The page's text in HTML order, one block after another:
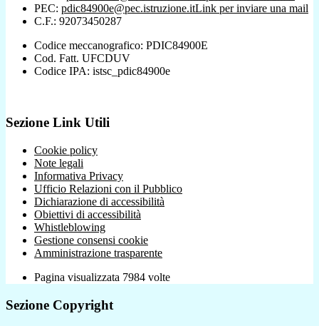
PEC: pdic84900e@pec.istruzione.itLink per inviare una mail
C.F.: 92073450287
Codice meccanografico: PDIC84900E
Cod. Fatt. UFCDUV
Codice IPA: istsc_pdic84900e
Sezione Link Utili
Cookie policy
Note legali
Informativa Privacy
Ufficio Relazioni con il Pubblico
Dichiarazione di accessibilità
Obiettivi di accessibilità
Whistleblowing
Gestione consensi cookie
Amministrazione trasparente
Pagina visualizzata 7984 volte
Sezione Copyright